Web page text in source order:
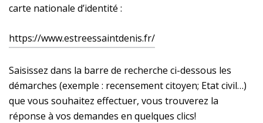
carte nationale d’identité :
https://www.estreessaintdenis.fr/
Saisissez dans la barre de recherche ci-dessous les
démarches (exemple : recensement citoyen; Etat civil…)
que vous souhaitez effectuer, vous trouverez la
réponse à vos demandes en quelques clics!